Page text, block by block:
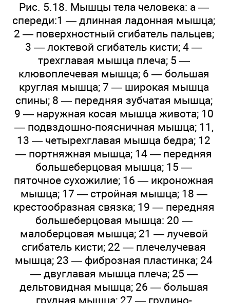
Рис. 5.18. Мышцы тела человека: а —
спереди:1 — длинная ладонная мышца;
2 — поверхностный сгибатель пальцев;
3 — локтевой сгибатель кисти; 4 —
трехглавая мышца плеча; 5 —
клювоплечевая мышца; 6 — большая
круглая мышца; 7 — широкая мышца
спины; 8 — передняя зубчатая мышца;
9 — наружная косая мышца живота; 10
— подвздошно-поясничная мышца; 11,
13 — четырехглавая мышца бедра; 12
— портняжная мышца; 14 — передняя
большеберцовая мышца; 15 —
пяточное сухожилие; 16 — икроножная
мышца; 17 — стройная мышца; 18 —
крестообразная связка; 19 — передняя
большеберцовая мышца: 20 —
малоберцовая мышца; 21 — лучевой
сгибатель кисти; 22 — плечелучевая
мышца; 23 — фиброзная пластинка; 24
— двуглавая мышца плеча; 25 —
дельтовидная мышца; 26 — большая
грудная мышца; 27 — грудино-